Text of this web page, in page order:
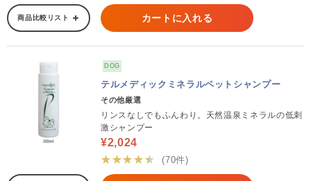
商品比較リスト カートに入れる
DOG
テルメディックミネラルペットシャンプー
その他厳選
リンスなしでもふんわり。天然温泉ミネラルの低刺
激シャンプー
¥2,024
★★★★★
(70件)